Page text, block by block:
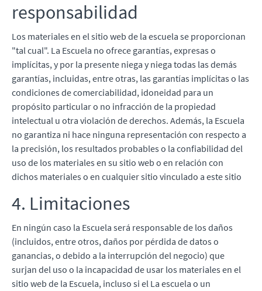
responsabilidad
Los materiales en el sitio web de la escuela se proporcionan
"tal cual". La Escuela no ofrece garantías, expresas o
implícitas, y por la presente niega y niega todas las demás
garantías, incluidas, entre otras, las garantías implícitas o las
condiciones de comerciabilidad, idoneidad para un
propósito particular o no infracción de la propiedad
intelectual u otra violación de derechos. Además, la Escuela
no garantiza ni hace ninguna representación con respecto a
la precisión, los resultados probables o la confiabilidad del
uso de los materiales en su sitio web o en relación con
dichos materiales o en cualquier sitio vinculado a este sitio
4. Limitaciones
En ningún caso la Escuela será responsable de los daños
(incluidos, entre otros, daños por pérdida de datos o
ganancias, o debido a la interrupción del negocio) que
surjan del uso o la incapacidad de usar los materiales en el
sitio web de la Escuela, incluso si el La escuela o un